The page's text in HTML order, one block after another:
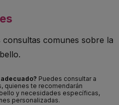
comunes sobre la
Puedes consultar a
quienes te recomendarán
y necesidades específicas,
personalizadas.